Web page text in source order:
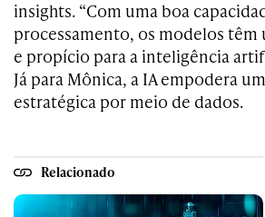
insights. “Com uma boa
processamento, os modelos
e propício para a inteligência
Já para Mônica, a IA empodera
estratégica por meio de dados.
Relacionado